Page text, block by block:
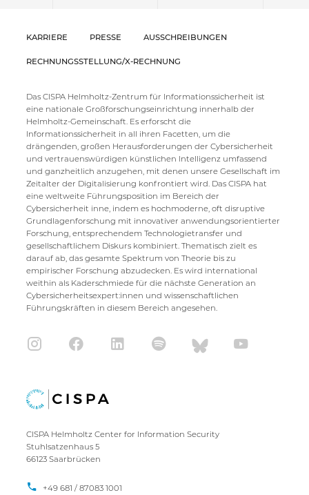
KARRIERE PRESSE AUSSCHREIBUNGEN
RECHNUNGSSTELLUNG/X-RECHNUNG
Das CISPA Helmholtz-Zentrum für Informationssicherheit ist
eine nationale Großforschungseinrichtung innerhalb der
Helmholtz-Gemeinschaft. Es erforscht die
Informationssicherheit in all ihren Facetten, um die
drängenden, großen Herausforderungen der Cybersicherheit
und vertrauenswürdigen künstlichen Intelligenz umfassend
und ganzheitlich anzugehen, mit denen unsere Gesellschaft im
Zeitalter der Digitalisierung konfrontiert wird. Das CISPA hat
eine weltweite Führungsposition im Bereich der
Cybersicherheit inne, indem es hochmoderne, oft disruptive
Grundlagenforschung mit innovativer anwendungsorientierter
Forschung, entsprechendem Technologietransfer und
gesellschaftlichem Diskurs kombiniert. Thematisch zielt es
darauf ab, das gesamte Spektrum von Theorie bis zu
empirischer Forschung abzudecken. Es wird international
weithin als Kaderschmiede für die nächste Generation an
Cybersicherheitsexpert:innen und wissenschaftlichen
Führungskräften in diesem Bereich angesehen.
CISPA Helmholtz Center for Information Security
Stuhlsatzenhaus 5
66123 Saarbrücken
+49 681 / 87083 1001